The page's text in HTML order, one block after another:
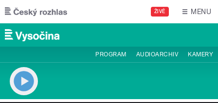
Přejít k hlavnímu obsahu
ŽIVĚ MENU
PROGRAM AUDIOARCHIV KAMERY